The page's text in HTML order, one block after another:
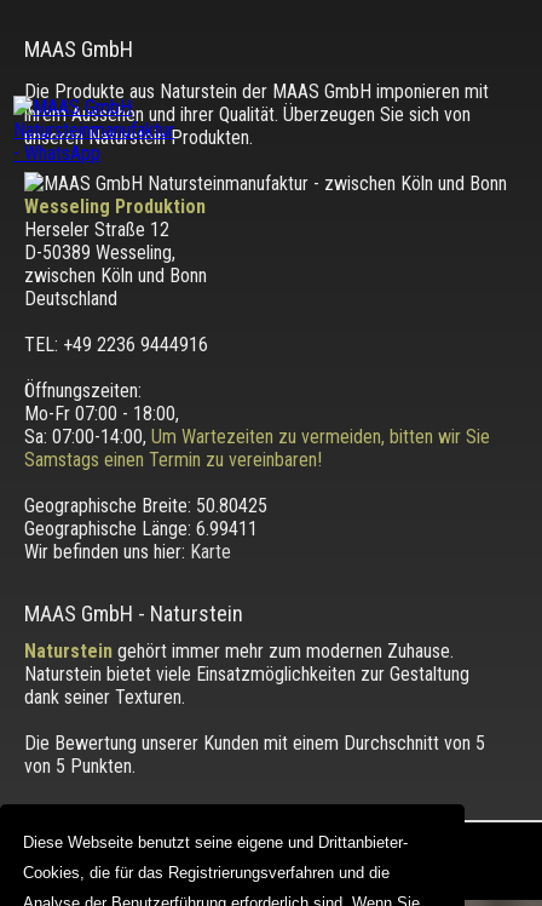
Diese Webseite benutzt seine eigene und Drittanbieter-
Cookies, die für das Registrierungsverfahren und die
Diese Webseite benutzt seine eigene und Drittanbieter-
Cookies, die für das Registrierungsverfahren und die
MAAS GmbH
Die Produkte aus Naturstein der MAAS GmbH imponieren mit
ihrem Aussehen und ihrer Qualität. Überzeugen Sie sich von
unseren Naturstein Produkten.
Wesseling Produktion
Herseler Straße 12
D-50389 Wesseling,
zwischen Köln und Bonn
Deutschland
TEL: +49 2236 9444916
Öffnungszeiten:
Mo-Fr 07:00 - 18:00,
Sa: 07:00-14:00, Um Wartezeiten zu vermeiden, bitten wir Sie
Samstags einen Termin zu vereinbaren!
Geographische Breite: 50.80425
Geographische Länge: 6.99411
Wir befinden uns hier: Karte
MAAS GmbH - Naturstein
Natursteingehört immer mehr zum modernen Zuhause.
Naturstein bietet viele Einsatzmöglichkeiten zur Gestaltung
dank seiner Texturen.
Die Bewertung unserer Kunden mit einem Durchschnitt von 5
von 5 Punkten.
Copyright © 2012 - 2026 | maasgmbh.com
Web Design |MAAG-Projekt